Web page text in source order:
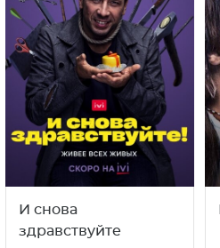
И снова
здравствуйте